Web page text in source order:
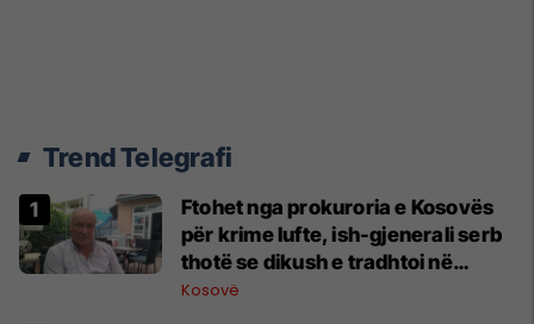
Trend Telegrafi
Ftohet nga prokuroria e Kosovës
për krime lufte, ish-gjenerali serb
thotë se dikush e tradhtoi në
Beograd
Kosovë